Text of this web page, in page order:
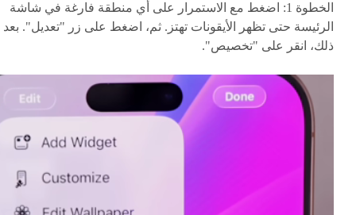
الخطوة 1: اضغط مع الاستمرار على أي منطقة فارغة في شاشة
الرئيسة حتى تظهر الأيقونات تهتز. ثم، اضغط على زر "تعديل". بعد
ذلك، انقر على "تخصيص".